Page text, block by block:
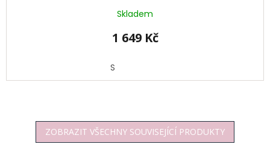
Skladem
1 649 Kč
S
ZOBRAZIT VŠECHNY SOUVISEJÍCÍ PRODUKTY